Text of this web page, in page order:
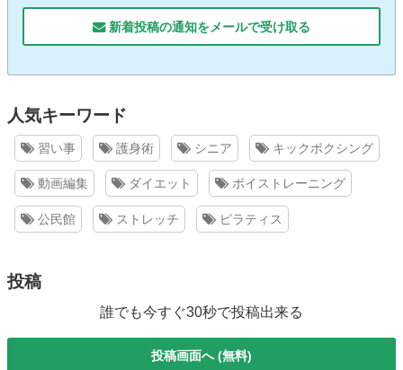
新着投稿の通知をメールで受け取る
人気キーワード
習い事 護身術 シニア キックボクシング
動画編集 ダイエット ボイストレーニング
公民館 ストレッチ ピラティス
投稿
誰でも今すぐ30秒で投稿出来る
投稿画面へ (無料)